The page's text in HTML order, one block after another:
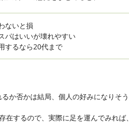
ないと損
パはいいが壊れやすい
するなら20代まで
か否かは結局、個人の好みになりそ
在するので、実際に足を運んでみれ